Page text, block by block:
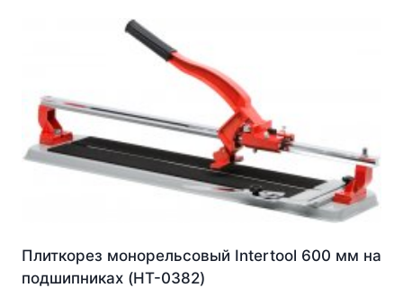
Плиткорез монорельсовый Intertool 600 мм на
подшипниках (HT-0382)